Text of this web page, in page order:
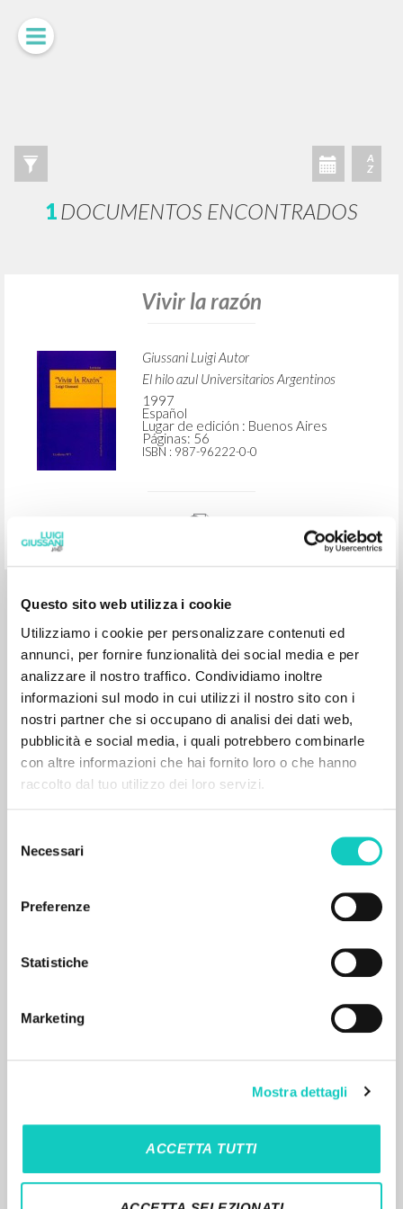
Questo sito web utilizza i cookie
Utilizziamo i cookie per personalizzare contenuti ed
annunci, per fornire funzionalità dei social media e per
analizzare il nostro traffico. Condividiamo inoltre
informazioni sul modo in cui utilizzi il nostro sito con i
nostri partner che si occupano di analisi dei dati web,
pubblicità e social media, i quali potrebbero combinarle
con altre informazioni che hai fornito loro o che hanno
raccolto dal tuo utilizzo dei loro servizi.
delNecessari
Preferenze
Statistiche
Marketing
Mostra dettagli
ACCETTA TUTTI
GIUSSANI
scritti
BÚSQUEDA AVANZADA »
1DOCUMENTOS ENCONTRADOS
Vivir la razón
Giussani Luigi Autor
El hilo azul Universitarios Argentinos
1997
Español
Lugar de edición : Buenos Aires
Páginas: 56
ISBN : 987-96222-0-0
EL PROYECTO
Este portal recoge y pone a disposición de los